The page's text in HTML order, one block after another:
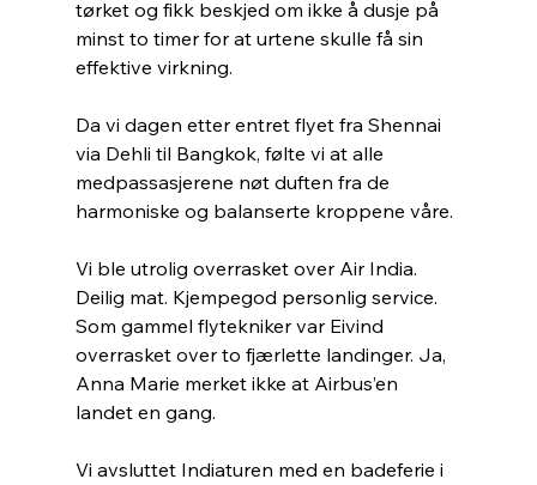
tørket og fikk beskjed om ikke å dusje på
minst to timer for at urtene skulle få sin
effektive virkning.
Da vi dagen etter entret flyet fra Shennai
via Dehli til Bangkok, følte vi at alle
medpassasjerene nøt duften fra de
harmoniske og balanserte kroppene våre.
Vi ble utrolig overrasket over Air India.
Deilig mat. Kjempegod personlig service.
Som gammel flytekniker var Eivind
overrasket over to fjærlette landinger. Ja,
Anna Marie merket ikke at Airbus’en
landet en gang.
Vi avsluttet Indiaturen med en badeferie i